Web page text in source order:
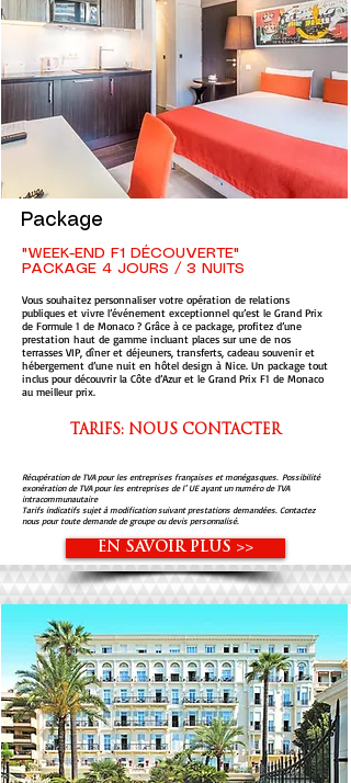
Package
"WEEK-END F1 DÉCOUVERTE"
PACKAGE 4 JOURS / 3 NUITS
Vous souhaitez personnaliser votre opération de relations
publiques et vivre l’événement exceptionnel qu’est le Grand Prix
de Formule 1 de Monaco ? Grâce à ce package, profitez d’une
prestation haut de gamme incluant places sur une de nos
terrasses VIP, dîner et déjeuners, transferts, cadeau souvenir et
hébergement d’une nuit en hôtel design à Nice. Un package tout
inclus pour découvrir la Côte d’Azur et le Grand Prix F1 de Monaco
au meilleur prix.
TARIFS: NOUS CONTACTER
Récupération de TVA pour les entreprises françaises et monégasques. Possibilité
exonération de TVA pour les entreprises de l’ UE ayant un numéro de TVA
intracommunautaire
Tarifs indicatifs sujet à modification suivant prestations demandées. Contactez
nous pour toute demande de groupe ou devis personnalisé.
EN SAVOIR PLUS >>